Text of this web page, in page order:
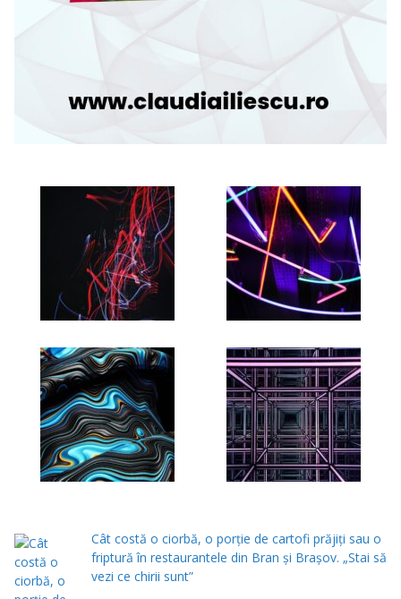
Cât costă o ciorbă, o porţie de cartofi prăjiţi sau o
friptură în restaurantele din Bran şi Braşov. „Stai să
vezi ce chirii sunt”